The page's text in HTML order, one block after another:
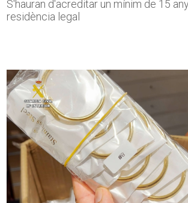
S'hauran d'acreditar un mínim de 15
residència legal